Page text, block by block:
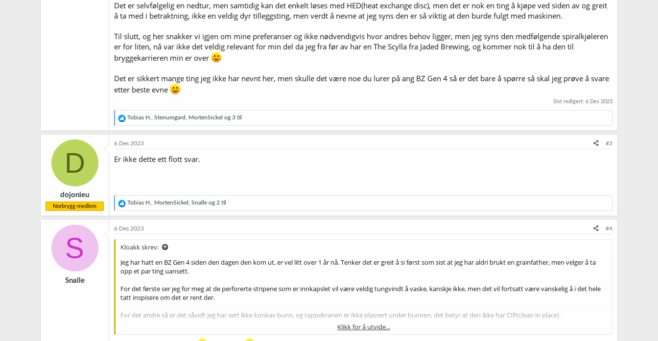
Det er selvfølgelig en nedtur, men samtidig kan det enkelt løses med HED(heat exchange disc), men det er nok en ting å kjøpe ved siden av og greit
å ta med i betraktning, ikke en veldig dyr tilleggsting, men verdt å nevne at jeg syns den er så viktig at den burde fulgt med maskinen.
Til slutt, og her snakker vi igjen om mine preferanser og ikke nødvendigvis hvor andres behov ligger, men jeg syns den medfølgende spiralkjøleren
er for liten, nå var ikke det veldig relevant for min del da jeg fra før av har en The Scylla fra Jaded Brewing, og kommer nok til å ha den til
bryggekarrieren min er over
Det er sikkert mange ting jeg ikke har nevnt her, men skulle det være noe du lurer på ang BZ Gen 4 så er det bare å spørre så skal jeg prøve å svare
etter beste evne
Sist redigert: 6 Des 2023
R
e
a
o
:
Tobias H. Stenumgard MortenSickel og 3 til
D
dojonieu
Norbrygg-medlem
6 Des 2023 #3
Er ikke dette ett flott svar.
R
e
a
j
o
e
r
Tobias H. MortenSickel Snalle og 2 til
S
Snalle
6 Des 2023 #4
Kloakk skrev:
Jeg har hatt en BZ Gen 4 siden den dagen den kom ut, er vel litt over 1 år nå. Tenker det er greit å si først som sist at jeg har aldri brukt en grainfather, men velger å ta
opp et par ting uansett.
For det første ser jeg for meg at de perforerte stripene som er innkapslet vil være veldig tungvindt å vaske, kanskje ikke, men det vil fortsatt være vanskelig å i det hele
tatt inspisere om det er rent der.
For det andre så er det såvidt jeg har sett ikke konkav bunn, og tappekranen er ikke plassert under bunnen, det betyr at den ikke har CIP(clean in place).
Tredje tingen jeg vil påpeke med grainfather er at den har hva jeg kan lese meg frem til en rimelig god motstrømskjøler som standard, det er nok et stort pluss for de
Klikk for å utvide...